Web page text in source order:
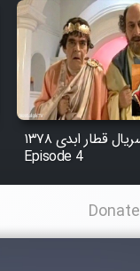
سریال قطار ابدی ۱۳۷۸ -
Episode 4
Donate